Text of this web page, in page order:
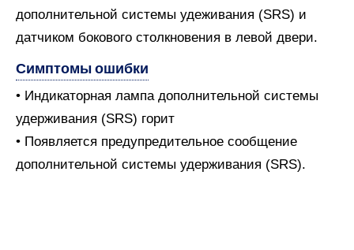
дополнительной системы удеживания (SRS) и
датчиком бокового столкновения в левой двери.
Симптомы ошибки
• Индикаторная лампа дополнительной системы
удерживания (SRS) горит
• Появляется предупредительное сообщение
дополнительной системы удерживания (SRS).